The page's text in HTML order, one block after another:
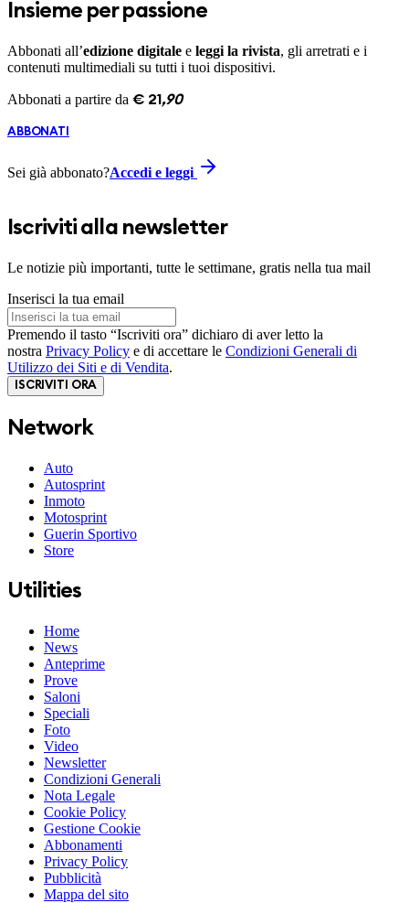
Insieme per passione
Abbonati all’edizione digitale e leggi la rivista, gli arretrati e i
contenuti multimediali su tutti i tuoi dispositivi.
Abbonati a partire da € 21 ,90
ABBONATI
Sei già abbonato?Accedi e leggi
Iscriviti alla newsletter
Le notizie più importanti, tutte le settimane, gratis nella tua mail
Inserisci la tua email
Premendo il tasto “Iscriviti ora” dichiaro di aver letto la
nostra Privacy Policy e di accettare le Condizioni Generali di
Utilizzo dei Siti e di Vendita.
ISCRIVITI ORA
Network
Auto
Autosprint
Inmoto
Motosprint
Guerin Sportivo
Store
Utilities
Home
News
Anteprime
Prove
Saloni
Speciali
Foto
Video
Newsletter
Condizioni Generali
Nota Legale
Cookie Policy
Gestione Cookie
Abbonamenti
Privacy Policy
Pubblicità
Mappa del sito